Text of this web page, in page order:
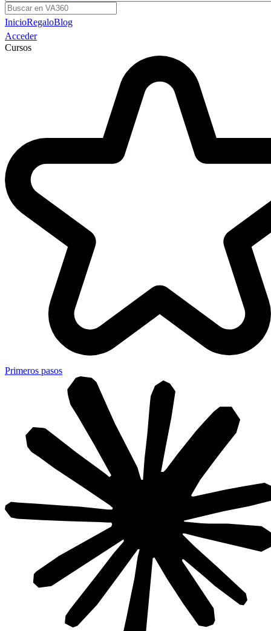
Buscar
InicioRegaloBlog
Acceder
Cursos
Primeros pasos